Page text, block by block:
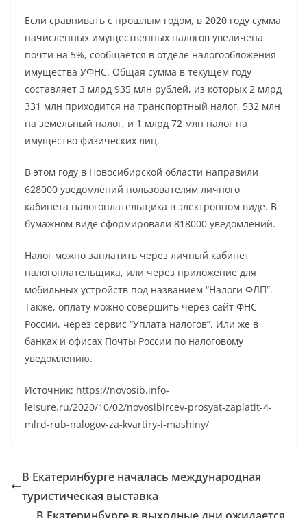
Если сравнивать с прошлым годом, в 2020 году сумма
начисленных имущественных налогов увеличена
почти на 5%, сообщается в отделе налогообложения
имущества УФНС. Общая сумма в текущем году
составляет 3 млрд 935 млн рублей, из которых 2 млрд
331 млн приходится на транспортный налог, 532 млн
на земельный налог, и 1 млрд 72 млн налог на
имущество физических лиц.
В этом году в Новосибирской области направили
628000 уведомлений пользователям личного
кабинета налогоплательщика в электронном виде. В
бумажном виде сформировали 818000 уведомлений.
Налог можно заплатить через личный кабинет
налогоплательщика, или через приложение для
мобильных устройств под названием “Налоги ФЛП”.
Также, оплату можно совершить через сайт ФНС
России, через сервис “Уплата налогов”. Или же в
банках и офисах Почты России по налоговому
уведомлению.
Источник: https://novosib.info-
leisure.ru/2020/10/02/novosibircev-prosyat-zaplatit-4-
mlrd-rub-nalogov-za-kvartiry-i-mashiny/
В Екатеринбурге началась международная
туристическая выставка